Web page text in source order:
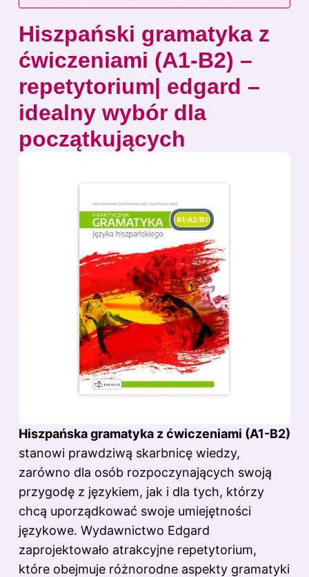
Hiszpański gramatyka z
ćwiczeniami (A1-B2) –
repetytorium| edgard –
idealny wybór dla
początkujących
Hiszpańska gramatyka z ćwiczeniami (A1-B2)
stanowi prawdziwą skarbnicę wiedzy,
zarówno dla osób rozpoczynających swoją
przygodę z językiem, jak i dla tych, którzy
chcą uporządkować swoje umiejętności
językowe. Wydawnictwo Edgard
zaprojektowało atrakcyjne repetytorium,
które obejmuje różnorodne aspekty gramatyki